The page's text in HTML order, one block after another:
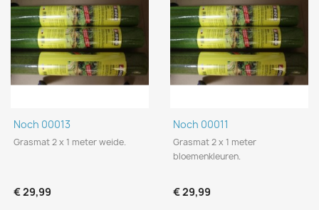
Noch 00013
Grasmat 2 x 1 meter weide.
€ 29,99
Noch 00011
Grasmat 2 x 1 meter
bloemenkleuren.
€ 29,99